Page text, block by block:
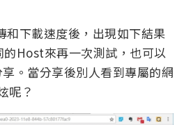
下載速度後，出現如下結果
Host來再一次測試，也可以
。當分享後別人看到專屬的網
呢？